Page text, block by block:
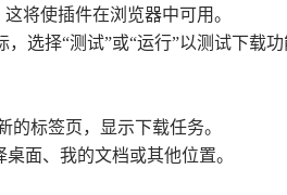
将使插件在浏览器中可用。
选择“测试”或“运行”以测试下载
标签页，显示下载任务。
面、我的文档或其他位置。